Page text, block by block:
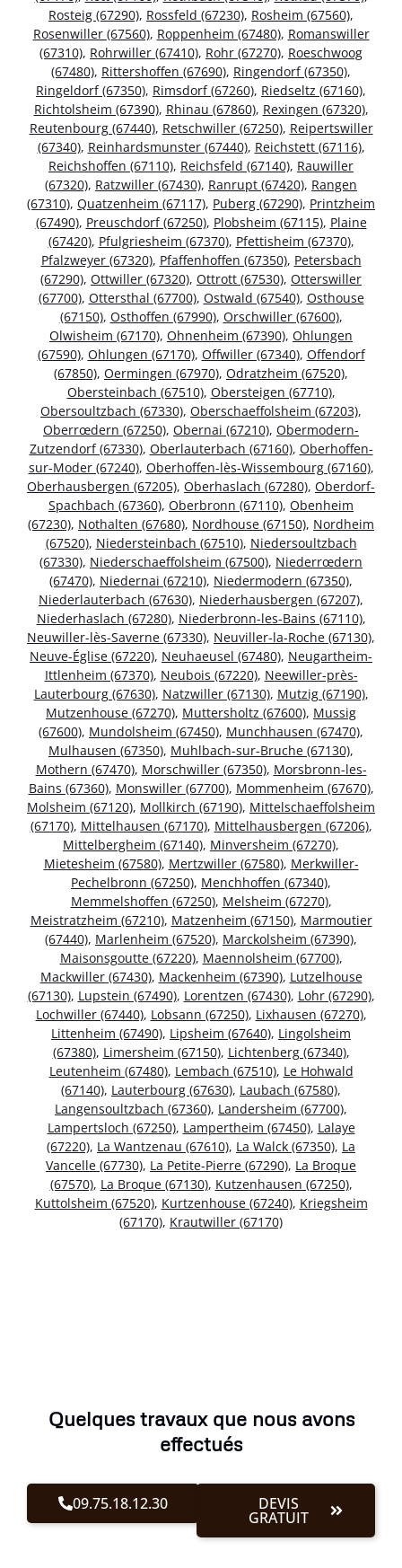
Rosteig (67290), Rossfeld (67230), Rosheim (67560),
Rosenwiller (67560), Roppenheim (67480), Romanswiller
(67310), Rohrwiller (67410), Rohr (67270), Roeschwoog
(67480), Rittershoffen (67690), Ringendorf (67350),
Ringeldorf (67350), Rimsdorf (67260), Riedseltz (67160),
Richtolsheim (67390), Rhinau (67860), Rexingen (67320),
Reutenbourg (67440), Retschwiller (67250), Reipertswiller
(67340), Reinhardsmunster (67440), Reichstett (67116),
Reichshoffen (67110), Reichsfeld (67140), Rauwiller
(67320), Ratzwiller (67430), Ranrupt (67420), Rangen
(67310), Quatzenheim (67117), Puberg (67290), Printzheim
(67490), Preuschdorf (67250), Plobsheim (67115), Plaine
(67420), Pfulgriesheim (67370), Pfettisheim (67370),
Pfalzweyer (67320), Pfaffenhoffen (67350), Petersbach
(67290), Ottwiller (67320), Ottrott (67530), Otterswiller
(67700), Ottersthal (67700), Ostwald (67540), Osthouse
(67150), Osthoffen (67990), Orschwiller (67600),
Olwisheim (67170), Ohnenheim (67390), Ohlungen
(67590), Ohlungen (67170), Offwiller (67340), Offendorf
(67850), Oermingen (67970), Odratzheim (67520),
Obersteinbach (67510), Obersteigen (67710),
Obersoultzbach (67330), Oberschaeffolsheim (67203),
Oberrœdern (67250), Obernai (67210), Obermodern-
Zutzendorf (67330), Oberlauterbach (67160), Oberhoffen-
sur-Moder (67240), Oberhoffen-lès-Wissembourg (67160),
Oberhausbergen (67205), Oberhaslach (67280), Oberdorf-
Spachbach (67360), Oberbronn (67110), Obenheim
(67230), Nothalten (67680), Nordhouse (67150), Nordheim
(67520), Niedersteinbach (67510), Niedersoultzbach
(67330), Niederschaeffolsheim (67500), Niederrœdern
(67470), Niedernai (67210), Niedermodern (67350),
Niederlauterbach (67630), Niederhausbergen (67207),
Niederhaslach (67280), Niederbronn-les-Bains (67110),
Neuwiller-lès-Saverne (67330), Neuviller-la-Roche (67130),
Neuve-Église (67220), Neuhaeusel (67480), Neugartheim-
Ittlenheim (67370), Neubois (67220), Neewiller-près-
Lauterbourg (67630), Natzwiller (67130), Mutzig (67190),
Mutzenhouse (67270), Muttersholtz (67600), Mussig
(67600), Mundolsheim (67450), Munchhausen (67470),
Mulhausen (67350), Muhlbach-sur-Bruche (67130),
Mothern (67470), Morschwiller (67350), Morsbronn-les-
Bains (67360), Monswiller (67700), Mommenheim (67670),
Molsheim (67120), Mollkirch (67190), Mittelschaeffolsheim
(67170), Mittelhausen (67170), Mittelhausbergen (67206),
Mittelbergheim (67140), Minversheim (67270),
Mietesheim (67580), Mertzwiller (67580), Merkwiller-
Pechelbronn (67250), Menchhoffen (67340),
Memmelshoffen (67250), Melsheim (67270),
Meistratzheim (67210), Matzenheim (67150), Marmoutier
(67440), Marlenheim (67520), Marckolsheim (67390),
Maisonsgoutte (67220), Maennolsheim (67700),
Mackwiller (67430), Mackenheim (67390), Lutzelhouse
(67130), Lupstein (67490), Lorentzen (67430), Lohr (67290),
Lochwiller (67440), Lobsann (67250), Lixhausen (67270),
Littenheim (67490), Lipsheim (67640), Lingolsheim
(67380), Limersheim (67150), Lichtenberg (67340),
Leutenheim (67480), Lembach (67510), Le Hohwald
(67140), Lauterbourg (67630), Laubach (67580),
Langensoultzbach (67360), Landersheim (67700),
Lampertsloch (67250), Lampertheim (67450), Lalaye
(67220), La Wantzenau (67610), La Walck (67350), La
Vancelle (67730), La Petite-Pierre (67290), La Broque
(67570), La Broque (67130), Kutzenhausen (67250),
Kuttolsheim (67520), Kurtzenhouse (67240), Kriegsheim
(67170), Krautwiller (67170)
Quelques travaux que nous avons
effectués
09.75.18.12.30 DEVIS
GRATUIT